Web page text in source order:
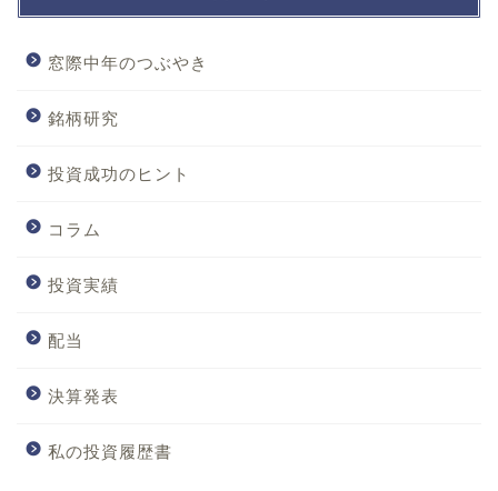
窓際中年のつぶやき
銘柄研究
投資成功のヒント
コラム
投資実績
配当
決算発表
私の投資履歴書